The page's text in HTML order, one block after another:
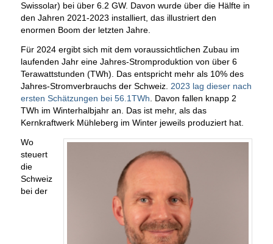
Swissolar) bei über 6.2 GW. Davon wurde über die Hälfte in
den Jahren 2021-2023 installiert, das illustriert den
enormen Boom der letzten Jahre.
Für 2024 ergibt sich mit dem voraussichtlichen Zubau im
laufenden Jahr eine Jahres-Stromproduktion von über 6
Terawattstunden (TWh). Das entspricht mehr als 10% des
Jahres-Stromverbrauchs der Schweiz. 2023 lag dieser nach
ersten Schätzungen bei 56.1TWh . Davon fallen knapp 2
TWh im Winterhalbjahr an. Das ist mehr, als das
Kernkraftwerk Mühleberg im Winter jeweils produziert hat.
Wo
steuert
die
Schweiz
bei der